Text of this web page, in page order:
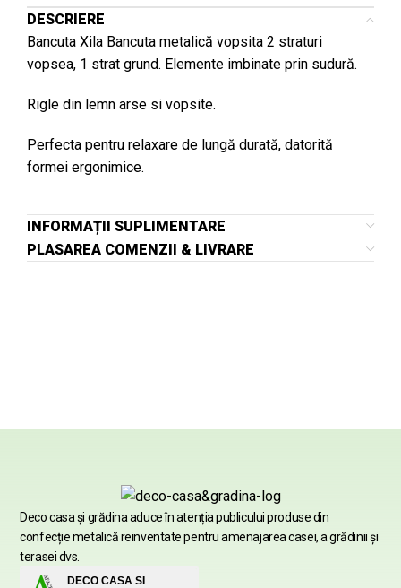
DESCRIERE
Bancuta Xila Bancuta metalică vopsita 2 straturi
vopsea, 1 strat grund. Elemente imbinate prin sudură.
Rigle din lemn arse si vopsite.
Perfecta pentru relaxare de lungă durată, datorită
formei ergonimice.
INFORMAȚII SUPLIMENTARE
PLASAREA COMENZII & LIVRARE
Deco casa şi grădina aduce în atenția publicului produse din
confecție metalică reinventate pentru amenajarea casei, a grădinii şi
terasei dvs.
DECO CASA SI